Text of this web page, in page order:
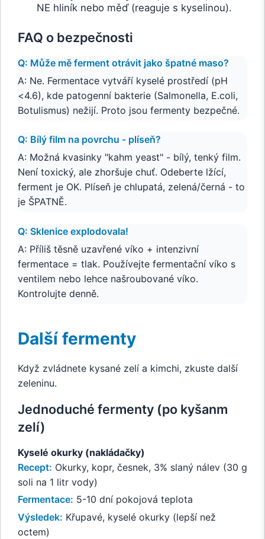
NE hliník nebo měď (reaguje s kyselinou).
FAQ o bezpečnosti
Q: Může mě ferment otrávit jako špatné maso?
A: Ne. Fermentace vytváří kyselé prostředí (pH
<4.6), kde patogenní bakterie (Salmonella, E.coli,
Botulismus) nežijí. Proto jsou fermenty bezpečné.
Q: Bílý film na povrchu - plíseň?
A: Možná kvasinky "kahm yeast" - bílý, tenký film.
Není toxický, ale zhoršuje chuť. Odeberte lžící,
ferment je OK. Plíseň je chlupatá, zelená/černá - to
je ŠPATNĚ.
Q: Sklenice explodovala!
A: Příliš těsně uzavřené víko + intenzivní
fermentace = tlak. Používejte fermentační víko s
ventilem nebo lehce našroubované víko.
Kontrolujte denně.
Další fermenty
Když zvládnete kysané zelí a kimchi, zkuste další
zeleninu.
Jednoduché fermenty (po kyšanm
zelí)
Kyselé okurky (nakládačky)
Recept: Okurky, kopr, česnek, 3% slaný nálev (30 g
soli na 1 litr vody)
Fermentace: 5-10 dní pokojová teplota
Výsledek: Křupavé, kyselé okurky (lepší než
octem)